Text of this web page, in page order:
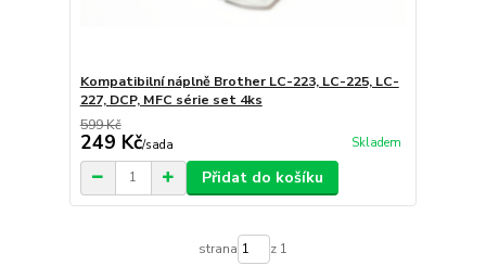
Kompatibilní náplně Brother LC-223, LC-225, LC-
227, DCP, MFC série set 4ks
599 Kč
249 Kč/sada Skladem
Přidat do košíku
strana z 1